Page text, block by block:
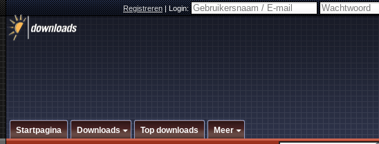
Registreren|Login:
Startpagina Downloads Top downloads Meer